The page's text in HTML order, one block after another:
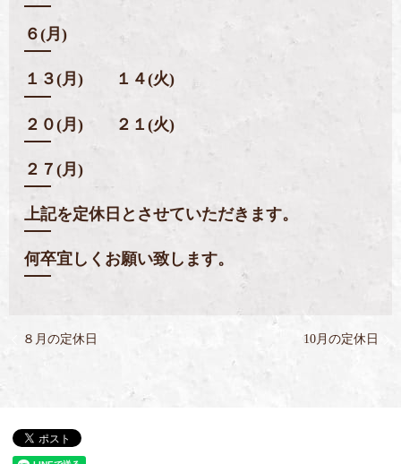
６(月)
１３(月) １４(火)
２０(月) ２１(火)
２７(月)
上記を定休日とさせていただきます。
何卒宜しくお願い致します。
８月の定休日 10月の定休日